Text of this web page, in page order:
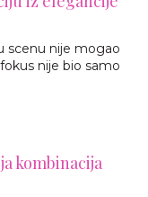
scenu nije mogao
nije bio samo
kombinacija